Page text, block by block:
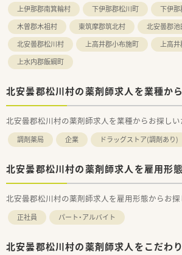
上伊那郡南箕輪村
下伊那郡松川町
下伊
木曽郡木祖村
東筑摩郡筑北村
北安曇郡池
北安曇郡松川村
上高井郡小布施町
上高
上水内郡飯綱町
北安曇郡松川村の薬剤師求人を業種か
北安曇郡松川村の薬剤師求人を業種からお探しい
調剤薬局 企業 ドラッグストア(調剤あり)
北安曇郡松川村の薬剤師求人を雇用形
北安曇郡松川村の薬剤師求人を雇用形態からお探
正社員 パート・アルバイト
北安曇郡松川村の薬剤師求人をこだわ